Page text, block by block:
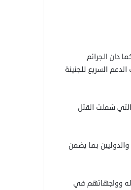
دان الجرائم
السريع للجنينة
شملت القتل
بما يضمن
له وواجهاتهم في